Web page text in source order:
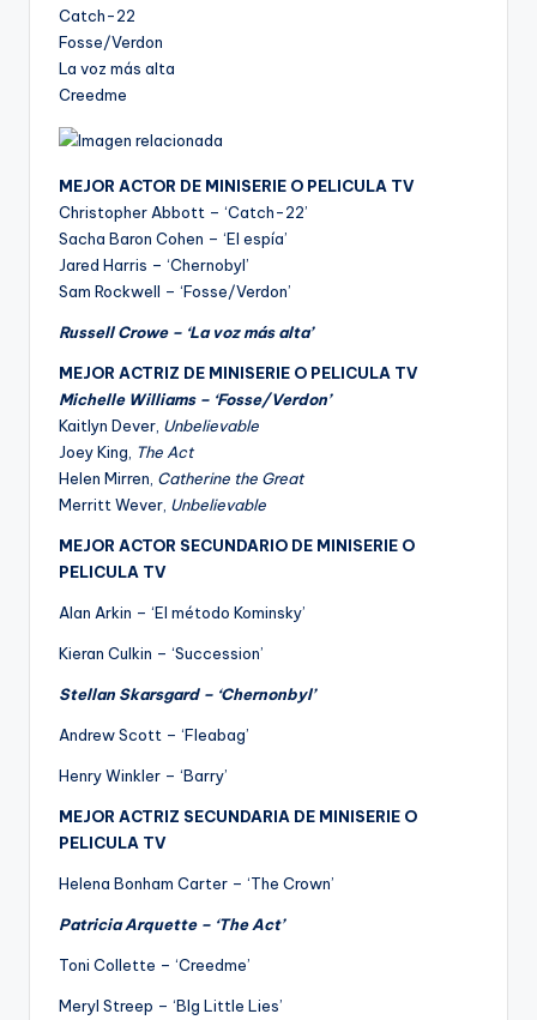
Catch-22
Fosse/Verdon
La voz más alta
Creedme
MEJOR ACTOR DE MINISERIE O PELICULA TV
Christopher Abbott – ‘Catch-22’
Sacha Baron Cohen – ‘El espía’
Jared Harris – ‘Chernobyl’
Sam Rockwell – ‘Fosse/Verdon’
Russell Crowe – ‘La voz más alta’
MEJOR ACTRIZ DE MINISERIE O PELICULA TV
Michelle Williams – ‘Fosse/Verdon’
Kaitlyn Dever, Unbelievable
Joey King, The Act
Helen Mirren, Catherine the Great
Merritt Wever, Unbelievable
MEJOR ACTOR SECUNDARIO DE MINISERIE O
PELICULA TV
Alan Arkin – ‘El método Kominsky’
Kieran Culkin – ‘Succession’
Stellan Skarsgard – ‘Chernonbyl’
Andrew Scott – ‘Fleabag’
Henry Winkler – ‘Barry’
MEJOR ACTRIZ SECUNDARIA DE MINISERIE O
PELICULA TV
Helena Bonham Carter – ‘The Crown’
Patricia Arquette – ‘The Act’
Toni Collette – ‘Creedme’
Meryl Streep – ‘BIg Little Lies’